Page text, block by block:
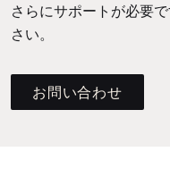
さらにサポートが必要
さい。
お問い合わせ